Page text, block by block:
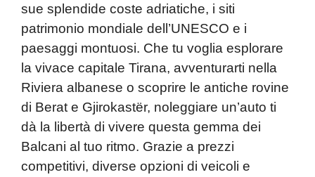
sue splendide coste adriatiche, i siti
patrimonio mondiale dell’UNESCO e i
paesaggi montuosi. Che tu voglia esplorare
la vivace capitale Tirana, avventurarti nella
Riviera albanese o scoprire le antiche rovine
di Berat e Gjirokastër, noleggiare un’auto ti
dà la libertà di vivere questa gemma dei
Balcani al tuo ritmo. Grazie a prezzi
competitivi, diverse opzioni di veicoli e